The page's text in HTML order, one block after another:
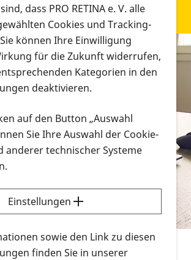
in verschiedenen
Ort
wie Sie nach Infonmaterial
bestellen bzw. herunterladen
Sie sich dieErklärvideos zum
auf der PRO RETINA-Website
Menschen an.
dass PRO RETINA e. V. alle
Cookies und Tracking-
können Ihre Einwilligung
für die Zukunft widerrufen,
Kategorien in den
deaktivieren.
auf den Button „Auswahl
Sie Ihre Auswahl der Cookie-
anderer technischer Systeme
Einstellungen
sowie den Link zu diesen
finden Sie in unserer